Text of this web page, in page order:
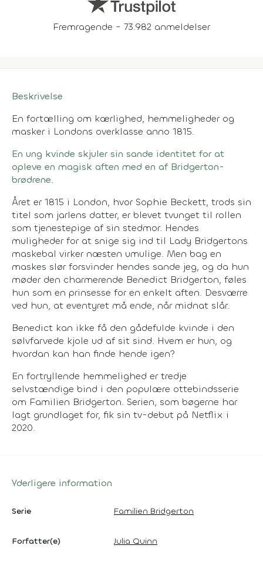
Fremragende - 73.982 anmeldelser
Beskrivelse
En fortælling om kærlighed, hemmeligheder og
masker i Londons overklasse anno 1815.
En ung kvinde skjuler sin sande identitet for at
opleve en magisk aften med en af Bridgerton-
brødrene.
Året er 1815 i London, hvor Sophie Beckett, trods sin
titel som jarlens datter, er blevet tvunget til rollen
som tjenestepige af sin stedmor. Hendes
muligheder for at snige sig ind til Lady Bridgertons
maskebal virker næsten umulige. Men bag en
maskes slør forsvinder hendes sande jeg, og da hun
møder den charmerende Benedict Bridgerton, føles
hun som en prinsesse for en enkelt aften. Desværre
ved hun, at eventyret må ende, når midnat slår.
Benedict kan ikke få den gådefulde kvinde i den
sølvfarvede kjole ud af sit sind. Hvem er hun, og
hvordan kan han finde hende igen?
En fortryllende hemmelighed er tredje
selvstændige bind i den populære ottebindsserie
om Familien Bridgerton. Serien, som bøgerne har
lagt grundlaget for, fik sin tv-debut på Netflix i
2020.
Yderligere information
Serie Familien Bridgerton
Forfatter(e) Julia Quinn